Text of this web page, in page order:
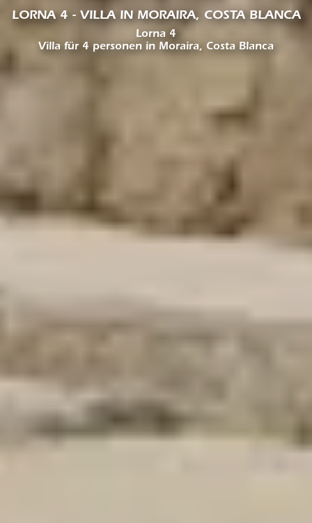
LORNA 4 - VILLA IN MORAIRA, COSTA BLANCA
Lorna 4
Villa für 4 personen in Moraira, Costa Blanca